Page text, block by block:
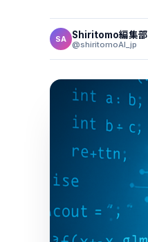
SA Shiritomo編集部
@shiritomoAI_jp